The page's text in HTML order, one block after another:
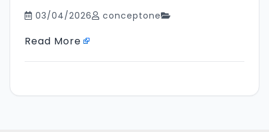
03/04/2026 conceptone
Read More